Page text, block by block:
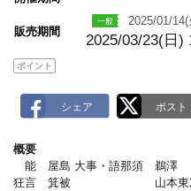
販売期間
2025/01/14(
2025/03/23(日)
ポイント
概要
能 屋島 大事・語那須 鵜
狂言 箕被 山本東